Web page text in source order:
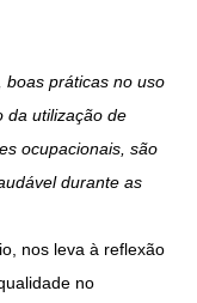
boas práticas no uso
da utilização de
ocupacionais, são
durante as
nos leva à reflexão
no